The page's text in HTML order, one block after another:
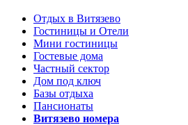
Отдых в Витязево
Гостиницы и Отели
Мини гостиницы
Гостевые дома
Частный сектор
Дом под ключ
Базы отдыха
Пансионаты
Витязево номера